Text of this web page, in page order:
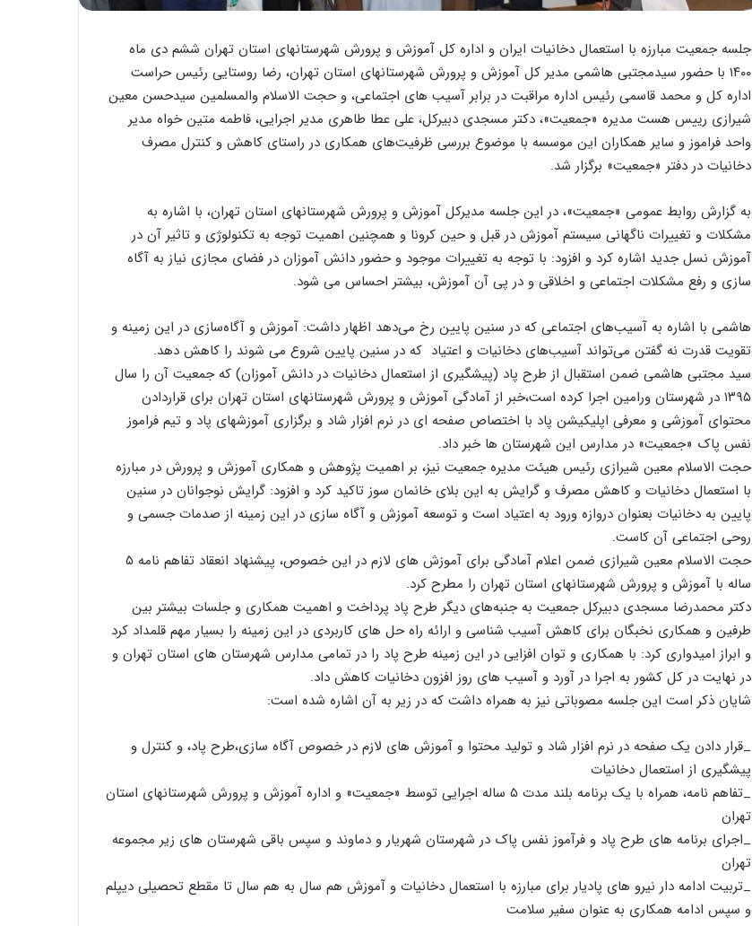
جلسه جمعیت مبارزه با استعمال دخانیات ایران و اداره کل آموزش و پرورش شهرستانهای استان تهران ششم دی ماه
۱۴۰۰ با حضور سیدمجتبی هاشمی مدیر کل آموزش و پرورش شهرستانهای استان تهران، رضا روستایی رئیس حراست
اداره کل و محمد قاسمی رئیس اداره مراقبت در برابر آسیب های اجتماعی، و حجت الاسلام والمسلمین سیدحسن معین
شیرازی رییس هست مدیره «جمعیت»، دکتر مسجدی دبیرکل، علی عطا طاهری مدیر اجرایی، فاطمه متین خواه مدیر
واحد فراموز و سایر همکاران این موسسه با موضوع بررسی ظرفیت‌های همکاری در راستای کاهش و کنترل مصرف
دخانیات در دفتر «جمعیت» برگزار شد.
به گزارش روابط عمومی «جمعیت»، در این جلسه مدیرکل آموزش و پرورش شهرستانهای استان تهران، با اشاره به
مشکلات و تغییرات ناگهانی سیستم آموزش در قبل و حین کرونا و همچنین اهمیت توجه به تکنولوژی و تاثیر آن در
آموزش نسل جدید اشاره کرد و افزود: با توجه به تغییرات موجود و حضور دانش آموزان در فضای مجازی نیاز به آگاه
سازی و رفع مشکلات اجتماعی و اخلاقی و در پی آن آموزش، بیشتر احساس می شود.
هاشمی با اشاره به آسیب‌های اجتماعی که در سنین پایین رخ می‌دهد اظهار داشت: آموزش و آگاه‌سازی در این زمینه و
تقویت قدرت نه گفتن می‌تواند آسیب‌های دخانیات و اعتیاد که در سنین پایین شروع می شوند را کاهش دهد.
سید مجتبی هاشمی ضمن استقبال از طرح پاد (پیشگیری از استعمال دخانیات در دانش آموزان) که جمعیت آن را سال
۱۳۹۵ در شهرستان ورامین اجرا کرده است،خبر از آمادگی آموزش و پرورش شهرستانهای استان تهران برای قراردادن
محتوای آموزشی و معرفی اپلیکیشن پاد با اختصاص صفحه ای در نرم افزار شاد و برگزاری آموزشهای پاد و تیم فراموز
نفس پاک «جمعیت» در مدارس این شهرستان ها خبر داد.
حجت الاسلام معین شیرازی رئیس هیئت مدیره جمعیت نیز، بر اهمیت پژوهش و همکاری آموزش و پرورش در مبارزه
با استعمال دخانیات و کاهش مصرف و گرایش به این بلای خانمان سوز تاکید کرد و افزود: گرایش نوجوانان در سنین
پایین به دخانیات بعنوان دروازه ورود به اعتیاد است و توسعه آموزش و آگاه سازی در این زمینه از صدمات جسمی و
روحی اجتماعی آن کاست.
حجت الاسلام معین شیرازی ضمن اعلام آمادگی برای آموزش های لازم در این خصوص، پیشنهاد انعقاد تفاهم نامه ۵
ساله با آموزش و پرورش شهرستانهای استان تهران را مطرح کرد.
دکتر محمدرضا مسجدی دبیرکل جمعیت به جنبه‌های دیگر طرح پاد پرداخت و اهمیت همکاری و جلسات بیشتر بین
طرفین و همکاری نخبگان برای کاهش آسیب شناسی و ارائه راه حل های کاربردی در این زمینه را بسیار مهم قلمداد کرد
و ابراز امیدواری کرد: با همکاری و توان افزایی در این زمینه طرح پاد را در تمامی مدارس شهرستان های استان تهران و
در نهایت در کل کشور به اجرا در آورد و آسیب های روز افزون دخانیات کاهش داد.
شایان ذکر است این جلسه مصوباتی نیز به همراه داشت که در زیر به آن اشاره شده است:
_قرار دادن یک صفحه در نرم افزار شاد و تولید محتوا و آموزش های لازم در خصوص آگاه سازی،طرح پاد، و کنترل و
پیشگیری از استعمال دخانیات
_تفاهم نامه، همراه با یک برنامه بلند مدت ۵ ساله اجرایی توسط «جمعیت» و اداره آموزش و پرورش شهرستانهای استان
تهران
_اجرای برنامه های طرح پاد و فرآموز نفس پاک در شهرستان شهریار و دماوند و سپس باقی شهرستان های زیر مجموعه
تهران
_تربیت ادامه دار نیرو های پادیار برای مبارزه با استعمال دخانیات و آموزش هم سال به هم سال تا مقطع تحصیلی دیپلم
و سپس ادامه همکاری به عنوان سفیر سلامت